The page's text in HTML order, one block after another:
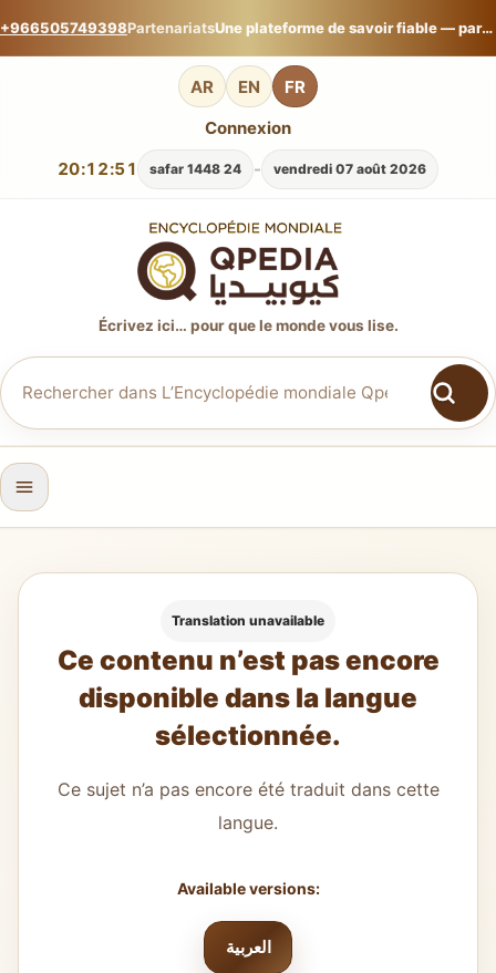
+966505749398Partenariats Une plateforme de savoir fiable — partagez votre expertise sur L’Encyclopédie mondiale Qpedia.
AR EN FR
20:12:51 vendredi 07 août 2026
-
24 safar 1448
Connexion
Écrivez ici… pour que le monde vous lise.
Translation unavailable
Ce contenu n’est pas encore
disponible dans la langue
sélectionnée.
Ce sujet n’a pas encore été traduit dans cette
langue.
Available versions:
العربية